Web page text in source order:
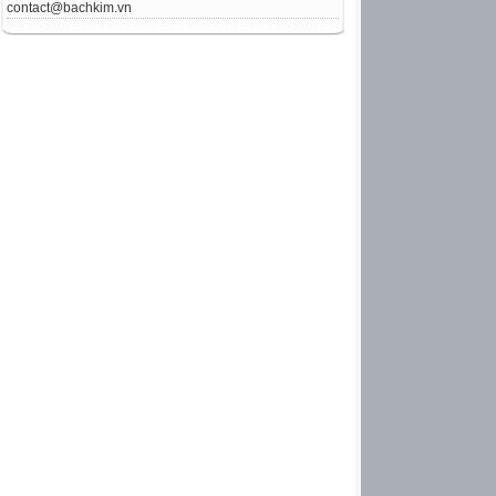
contact@bachkim.vn